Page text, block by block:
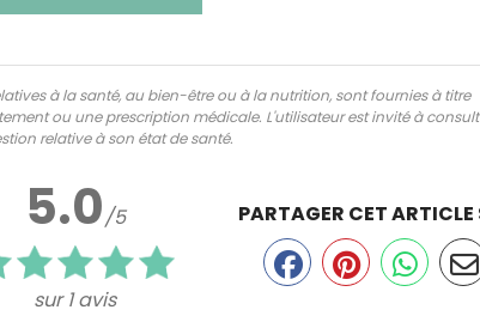
à la santé, au bien-être ou à la nutrition, sont fournies à titre
ou une prescription médicale. L'utilisateur est invité à
relative à son état de santé.
5.0/5
sur 1 avis
PARTAGER CET ARTICLE